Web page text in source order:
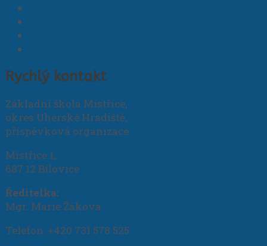
Rychlý kontakt
Základní škola Mistřice,
okres Uherské Hradiště,
příspěvková organizace
Mistřice 1,
687 12 Bílovice
Ředitelka:
Mgr. Marie Žáková
Telefon: +420 731 578 525